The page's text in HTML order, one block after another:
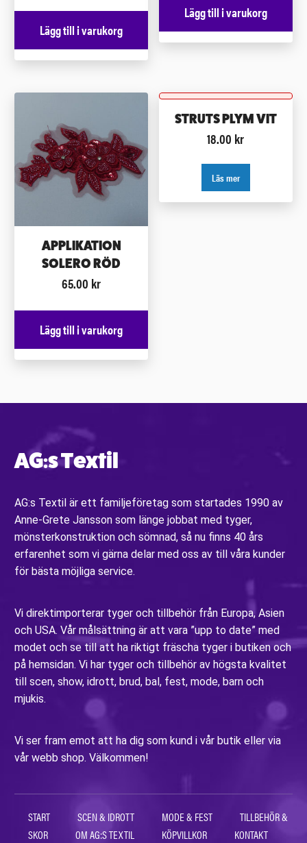
Lägg till i varukorg
Lägg till i varukorg
APPLIKATION
SOLERO RÖD
65.00 kr
Lägg till i varukorg
STRUTS PLYM VIT
18.00 kr
Läs mer
AG:s Textil
AG:s Textil är ett familjeföretag som startades 1990 av
Anne-Grete Jansson som länge jobbat med tyger,
mönsterkonstruktion och sömnad, så nu finns 40 års
erfarenhet som vi gärna delar med oss av till våra kunder
för bästa möjliga service.
Vi direktimporterar tyger och tillbehör från Europa, Asien
och USA. Vår målsättning är att vara ”upp to date” med
modet och se till att ha riktigt fräscha tyger i butiken och
på hemsidan. Vi har tyger och tillbehör av högsta kvalitet
till scen, show, idrott, brud, bal, fest, mode, barn och
mjukis.
Vi ser fram emot att ha dig som kund i vår butik eller via
vår webb shop. Välkommen!
START SCEN & IDROTT MODE & FEST
TILLBEHÖR &
SKOR
OM AG:S TEXTIL KÖPVILLKOR KONTAKT